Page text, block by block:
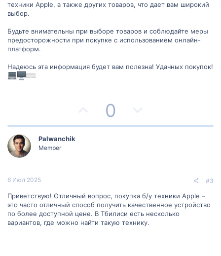
техники Apple, а также других товаров, что дает вам широкий
выбор.
Будьте внимательны при выборе товаров и соблюдайте меры
предосторожности при покупке с использованием онлайн-
платформ.
Надеюсь эта информация будет вам полезна! Удачных покупок!
о
и
в
0
е
и
в
Palwanchik
Member
6 Июл 2025 #3
Приветствую! Отличный вопрос, покупка б/у техники Apple –
это часто отличный способ получить качественное устройство
по более доступной цене. В Тбилиси есть несколько
вариантов, где можно найти такую технику.